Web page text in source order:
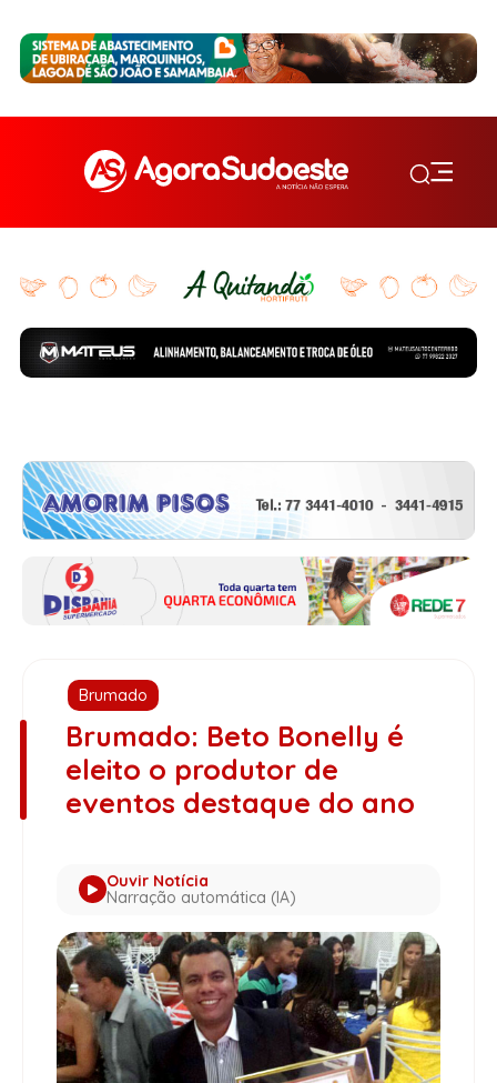
Brumado
Brumado: Beto Bonelly é
eleito o produtor de
eventos destaque do ano
Ouvir Notícia
Narração automática (IA)